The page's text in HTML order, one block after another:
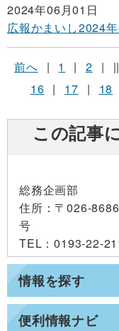
情報を探す
便利情報ナビ
2024年06月01日
広報かまいし2024
前へ | 1 | 2 | ||
16 | 17 | 18
この記事
総務企画部
住所 ：〒026-
号
TEL ：0193-22-